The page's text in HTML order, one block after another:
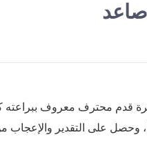
فرنسا، هو لاعب كرة قدم محترف
وحصل على التقدير والإعجاب